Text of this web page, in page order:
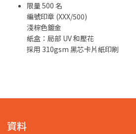
限量 500 名
編號印章 (XXX/500)
淺棕色鍍金
紙盒：局部 UV 和壓花
採用 310gsm 黑芯卡片紙印刷
資料